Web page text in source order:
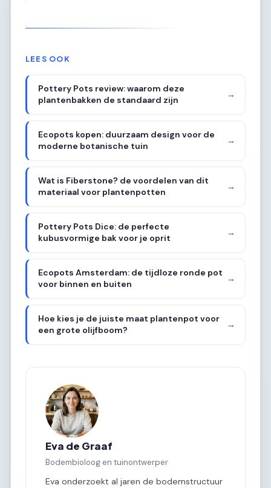
LEES OOK
Pottery Pots review: waarom deze
plantenbakken de standaard zijn
→
Ecopots kopen: duurzaam design voor de
moderne botanische tuin
→
Wat is Fiberstone? de voordelen van dit
materiaal voor plantenpotten
→
Pottery Pots Dice: de perfecte
kubusvormige bak voor je oprit
→
Ecopots Amsterdam: de tijdloze ronde pot
voor binnen en buiten
→
Hoe kies je de juiste maat plantenpot voor
een grote olijfboom?
→
Eva de Graaf
Bodembioloog en tuinontwerper
Eva onderzoekt al jaren de bodemstructuur